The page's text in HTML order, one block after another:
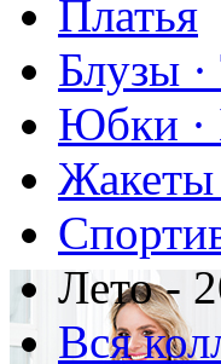
Платья
Блузы
Юбки ·
Жакеты
Лето -
Вся